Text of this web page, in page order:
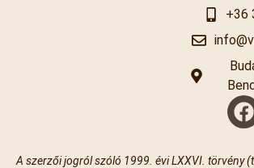
+36
A szerzői jogról szóló 1999. évi LXXVI. törvény